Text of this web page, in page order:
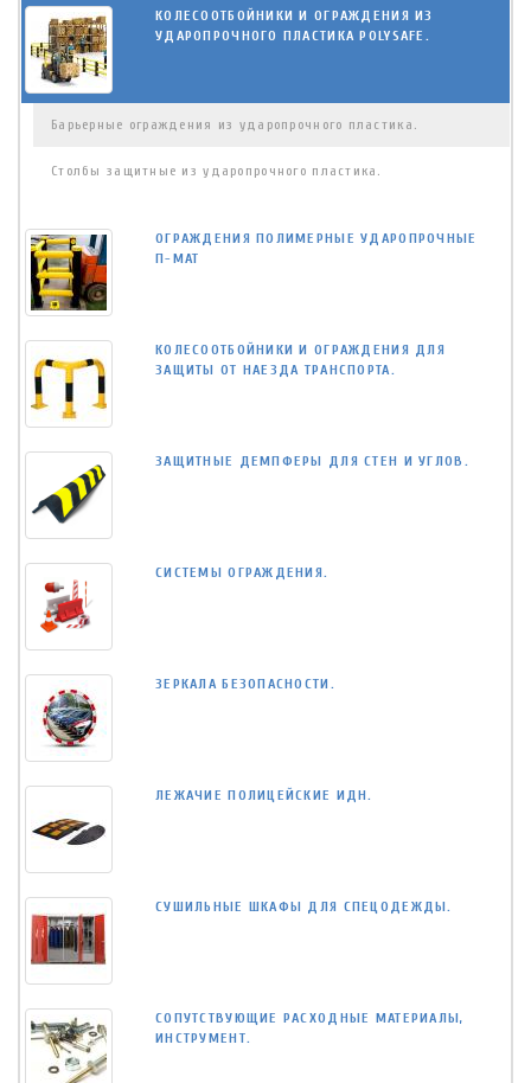
КОЛЕСООТБОЙНИКИ И ОГРАЖДЕНИЯ ИЗ
УДАРОПРОЧНОГО ПЛАСТИКА POLYSAFE.
Барьерные ограждения из ударопрочного пластика.
Столбы защитные из ударопрочного пластика.
ОГРАЖДЕНИЯ ПОЛИМЕРНЫЕ УДАРОПРОЧНЫЕ
П-МАТ
КОЛЕСООТБОЙНИКИ И ОГРАЖДЕНИЯ ДЛЯ
ЗАЩИТЫ ОТ НАЕЗДА ТРАНСПОРТА.
ЗАЩИТНЫЕ ДЕМПФЕРЫ ДЛЯ СТЕН И УГЛОВ.
СИСТЕМЫ ОГРАЖДЕНИЯ.
ЗЕРКАЛА БЕЗОПАСНОСТИ.
ЛЕЖАЧИЕ ПОЛИЦЕЙСКИЕ ИДН.
СУШИЛЬНЫЕ ШКАФЫ ДЛЯ СПЕЦОДЕЖДЫ.
СОПУТСТВУЮЩИЕ РАСХОДНЫЕ МАТЕРИАЛЫ,
ИНСТРУМЕНТ.